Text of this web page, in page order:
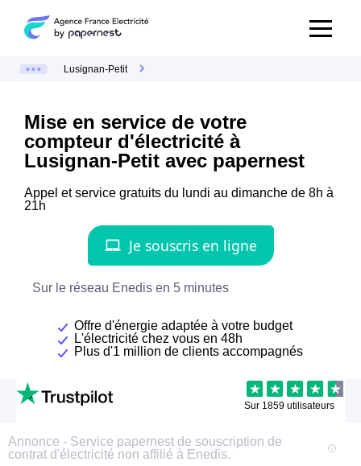
Lusignan-Petit